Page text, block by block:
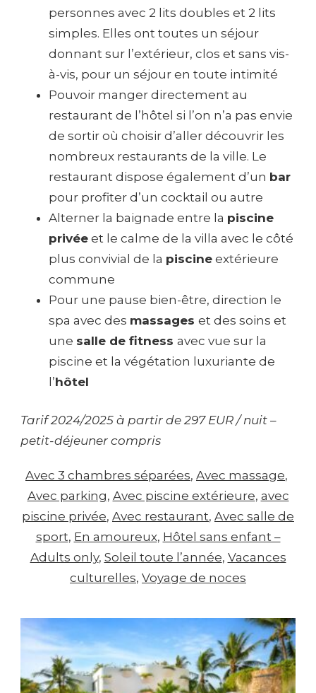
personnes avec 2 lits doubles et 2 lits
simples. Elles ont toutes un séjour
donnant sur l’extérieur, clos et sans vis-
à-vis, pour un séjour en toute intimité
Pouvoir manger directement au
restaurant de l’hôtel si l’on n’a pas envie
de sortir où choisir d’aller découvrir les
nombreux restaurants de la ville. Le
restaurant dispose également d’un bar
pour profiter d’un cocktail ou autre
Alterner la baignade entre la piscine
privée et le calme de la villa avec le côté
plus convivial de la piscine extérieure
commune
Pour une pause bien-être, direction le
spa avec des massages et des soins et
une salle de fitness avec vue sur la
piscine et la végétation luxuriante de
l’hôtel
Tarif 2024/2025 à partir de 297 EUR / nuit –
petit-déjeuner compris
Avec 3 chambres séparées, Avec massage
Avec parking, Avec piscine extérieure, avec
piscine privée, Avec restaurant, Avec salle de
sport, En amoureux, Hôtel sans enfant –
Adults only, Soleil toute l’année, Vacances
culturelles, Voyage de noces